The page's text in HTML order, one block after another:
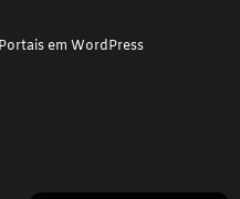
em WordPress